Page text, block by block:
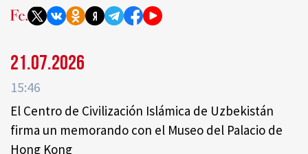
21.07.2026
15:46
El Centro de Civilización Islámica de Uzbekistán
firma un memorando con el Museo del Palacio de
Hong Kong